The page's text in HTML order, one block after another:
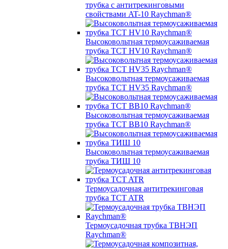
трубка с антитрекинговыми
свойствами AT-10 Raychman®
Высоковольтная термоусаживаемая
трубка TCT HV10 Raychman®
Высоковольтная термоусаживаемая
трубка TCT HV35 Raychman®
Высоковольтная термоусаживаемая
трубка TCT BB10 Raychman®
Высоковольтная термоусаживаемая
трубка ТИШ 10
Термоусадочная антитрекинговая
трубка TCT ATR
Термоусадочная трубка ТВНЭП
Raychman®